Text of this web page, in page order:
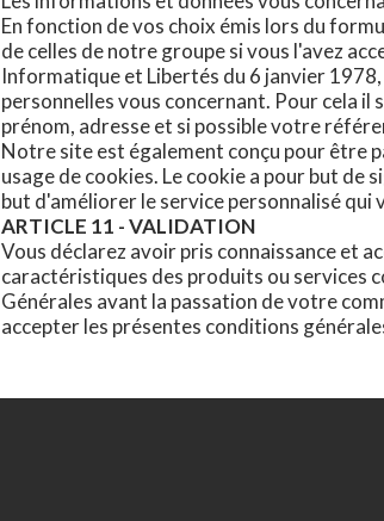
En fonction de vos choix émis lors du
de celles de notre groupe si vous l'avez
Informatique et Libertés du 6 janvier
personnelles vous concernant. Pour cela il
prénom, adresse et si possible votre
Notre site est également conçu pour être
usage de cookies. Le cookie a pour but de
but d'améliorer le service personnalisé qui
ARTICLE 11 - VALIDATION
Vous déclarez avoir pris connaissance et
caractéristiques des produits ou services
Générales avant la passation de votre
accepter les présentes conditions